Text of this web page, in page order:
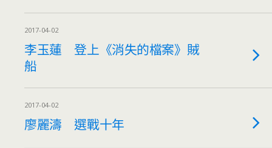
2017-04-02
李玉蓮 登上《消失的檔案》賊
船
2017-04-02
廖麗濤 選戰十年